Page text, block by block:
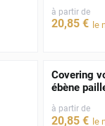
à partir de
20,85 € le
Covering
ébène
à partir de
20,85 € le